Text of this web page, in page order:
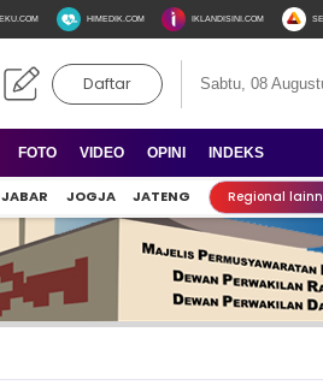
HIMEDIK.COM IKLANDISINI.COM
Daftar Sabtu, 08
FOTO VIDEO OPINI INDEKS
JABAR JOGJA JATENG Regional